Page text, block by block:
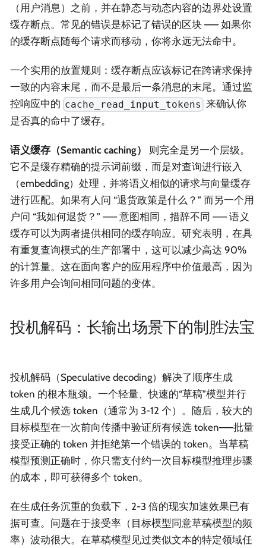
（用户消息）之前，并在静态与动态内容的边界处设置
缓存断点。常见的错误是标记了错误的区块 —— 如果你
的缓存断点随每个请求而移动，你将永远无法命中。
一个实用的放置规则：缓存断点应该标记在跨请求保持
一致的内容末尾，而不是最后一条消息的末尾。通过监
控响应中的 cache_read_input_tokens 来确认你
是否真的命中了缓存。
语义缓存（Semantic caching）
则完全是另一个层级。
它不是缓存精确的提示词前缀，而是对查询进行嵌入
（embedding）处理，并将语义相似的请求与向量缓存
进行匹配。如果有人问 “退货政策是什么？” 而另一个用
户问 “我如何退货？” —— 意图相同，措辞不同 —— 语义
缓存可以为两者提供相同的缓存响应。研究表明，在具
有重复查询模式的生产部署中，这可以减少高达 90%
的计算量。这在面向客户的应用程序中价值最高，因为
许多用户会询问相同问题的变体。
投机解码：长输出场景下的制胜法宝
投机解码（Speculative decoding）解决了顺序生成
token 的根本瓶颈。一个轻量、快速的“草稿”模型并行
生成几个候选 token（通常为 3-12 个）。随后，较大的
目标模型在一次前向传播中验证所有候选 token——批量
接受正确的 token 并拒绝第一个错误的 token。当草稿
模型预测正确时，你只需支付约一次目标模型推理步骤
的成本，即可获得多个 token。
在生成任务沉重的负载下，2-3 倍的现实加速效果已有
据可查。问题在于接受率（目标模型同意草稿模型的频
率）波动很大。在草稿模型见过类似文本的特定领域任